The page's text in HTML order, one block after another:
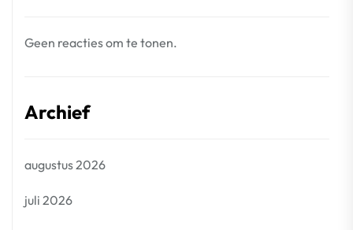
Geen reacties om te tonen.
Archief
augustus 2026
juli 2026